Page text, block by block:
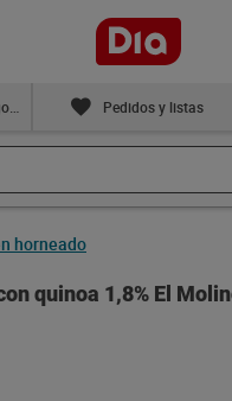
Pedidos y listas
horneado
quinoa 1,8% El